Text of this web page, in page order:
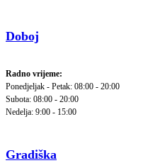
Doboj
Radno vrijeme:
Ponedjeljak - Petak: 08:00 - 20:00
Subota: 08:00 - 20:00
Nedelja: 9:00 - 15:00
Gradiška